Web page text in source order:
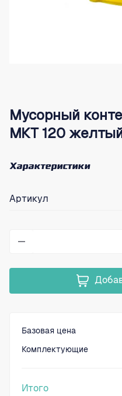
Мусорный
МКТ 120
Характеристики
Артикул
Базовая цена
Комплектующие
Итого